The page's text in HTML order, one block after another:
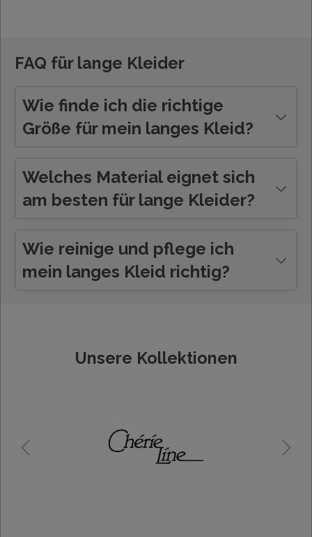
FAQ für lange Kleider
Wie finde ich die richtige
Größe für mein langes Kleid?
Welches Material eignet sich
am besten für lange Kleider?
Wie reinige und pflege ich
mein langes Kleid richtig?
Unsere Kollektionen